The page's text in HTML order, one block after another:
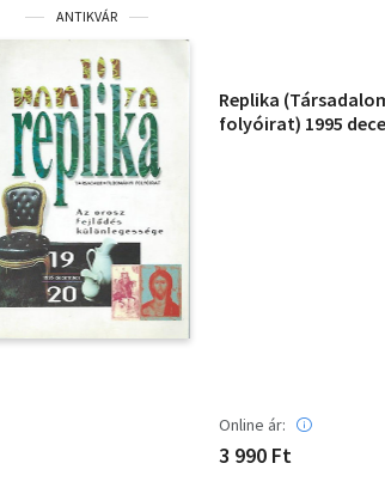
ANTIKVÁR
Replika
folyóirat) 1995
Online ár:
3 990 Ft